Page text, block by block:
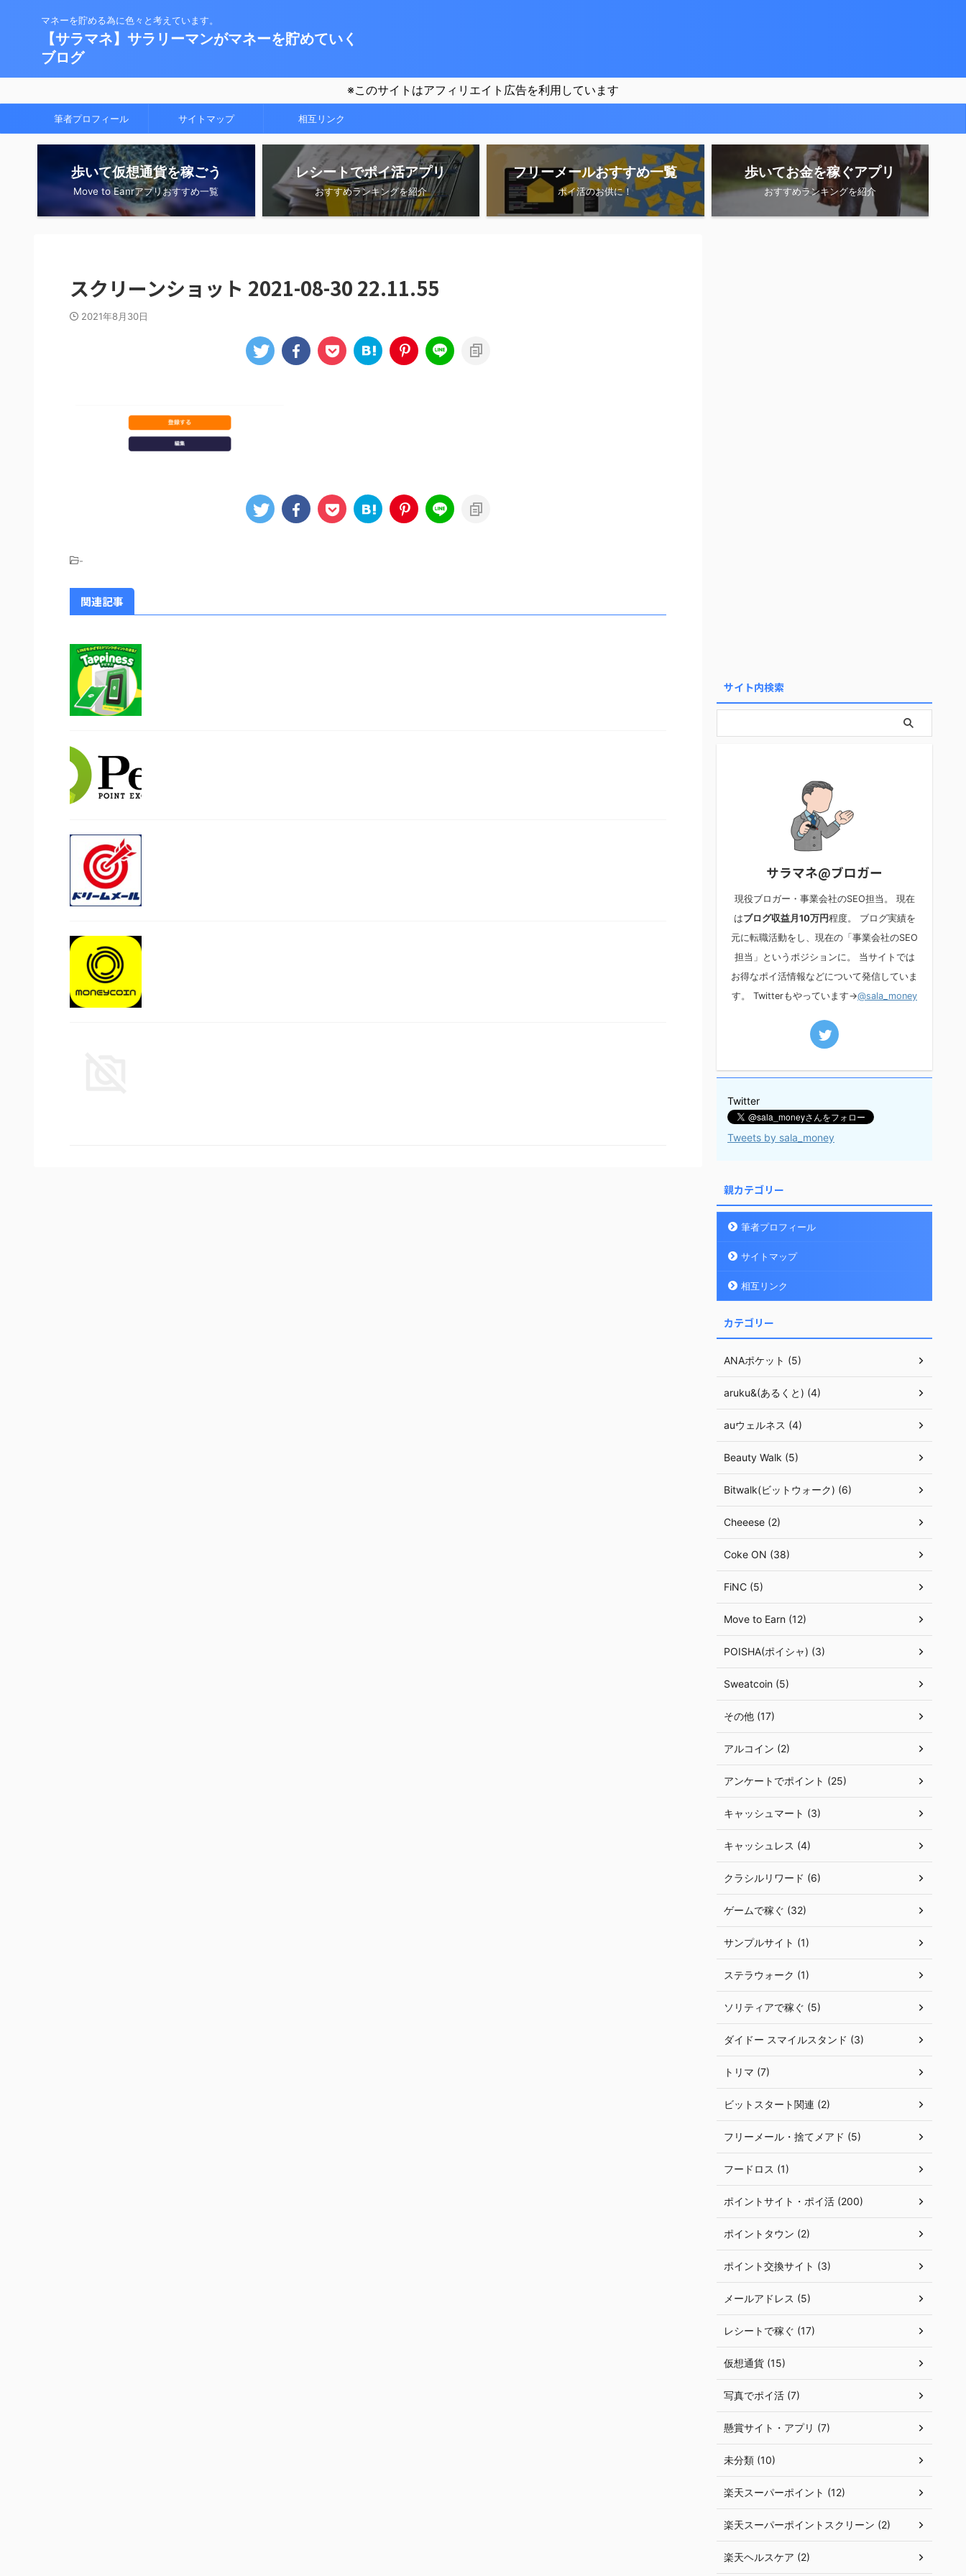
マネーを貯める為に色々と考えています。
【サラマネ】サラリーマンがマネーを貯めていく
ブログ
※このサイトはアフィリエイト広告を利用しています
筆者プロフィール サイトマップ 相互リンク
歩いて仮想通貨を稼ごう
Move to Eanrアプリおすすめ一覧
レシートでポイ活アプリ
おすすめランキングを紹介
フリーメールおすすめ一覧
ポイ活のお供に！
歩いてお金を稼ぐアプリ
おすすめランキングを紹介
スクリーンショット 2021-08-30 22.11.55
2021年8月30日
-
関連記事
サイト内検索
サラマネ@ブロガー
現役ブロガー・事業会社のSEO担当。 現在
はブログ収益月10万円程度。 ブログ実績を
元に転職活動をし、現在の「事業会社のSEO
担当」というポジションに。 当サイトでは
お得なポイ活情報などについて発信していま
す。 Twitterもやっています→@sala_money
Twitter
Tweets by sala_money
親カテゴリー
筆者プロフィール
サイトマップ
相互リンク
カテゴリー
ANAポケット (5)
aruku&(あるくと) (4)
auウェルネス (4)
Beauty Walk (5)
Bitwalk(ビットウォーク) (6)
Cheeese (2)
Coke ON (38)
FiNC (5)
Move to Earn (12)
POISHA(ポイシャ) (3)
Sweatcoin (5)
その他 (17)
アルコイン (2)
アンケートでポイント (25)
キャッシュマート (3)
キャッシュレス (4)
クラシルリワード (6)
ゲームで稼ぐ (32)
サンプルサイト (1)
ステラウォーク (1)
ソリティアで稼ぐ (5)
ダイドー スマイルスタンド (3)
トリマ (7)
ビットスタート関連 (2)
フリーメール・捨てメアド (5)
フードロス (1)
ポイントサイト・ポイ活 (200)
ポイントタウン (2)
ポイント交換サイト (3)
メールアドレス (5)
レシートで稼ぐ (17)
仮想通貨 (15)
写真でポイ活 (7)
懸賞サイト・アプリ (7)
未分類 (10)
楽天スーパーポイント (12)
楽天スーパーポイントスクリーン (2)
楽天ヘルスケア (2)